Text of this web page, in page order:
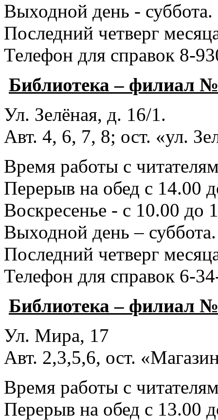
Выходной день - суббота.
Последний четверг
Телефон для справок 8-
Библиотека – филиал
Ул. Зелёная, д. 16/1.
Авт. 4, 6, 7, 8; ост. «ул.
Время работы с
Перерыв на обед с 14.00
Воскресенье - с 10.00 до
Выходной день – суббота.
Последний четверг
Телефон для справок 6-
Библиотека – филиал
Ул. Мира, 17
Авт. 2,3,5,6, ост.
Время работы с
Перерыв на обед с 13.00